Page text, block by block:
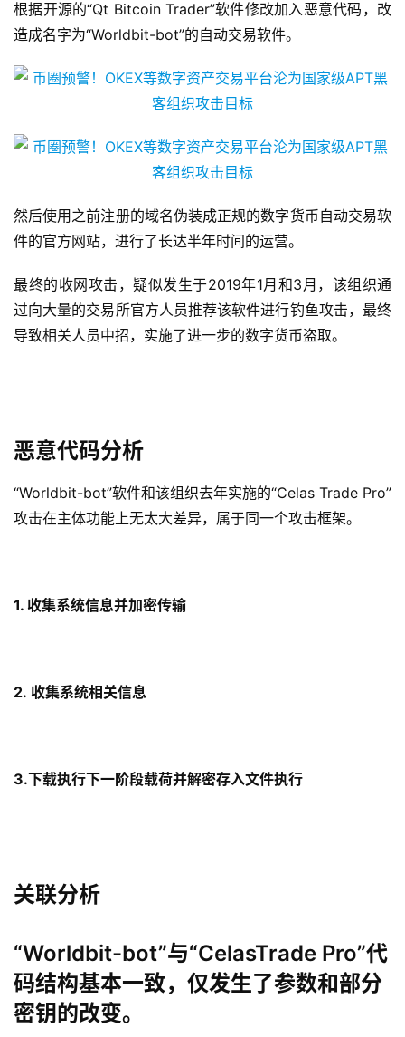
根据开源的“Qt Bitcoin Trader”软件修改加入恶意代码，改
造成名字为“Worldbit-bot”的自动交易软件。
然后使用之前注册的域名伪装成正规的数字货币自动交易软
件的官方网站，进行了长达半年时间的运营。
最终的收网攻击，疑似发生于2019年1月和3月，该组织通
过向大量的交易所官方人员推荐该软件进行钓鱼攻击，最终
导致相关人员中招，实施了进一步的数字货币盗取。
恶意代码分析
“Worldbit-bot”软件和该组织去年实施的“Celas Trade Pro”
攻击在主体功能上无太大差异，属于同一个攻击框架。
1. 收集系统信息并加密传输
2. 收集系统相关信息
3.下载执行下一阶段载荷并解密存入文件执行
关联分析
“Worldbit-bot”与“CelasTrade Pro”代
码结构基本一致，仅发生了参数和部分
密钥的改变。